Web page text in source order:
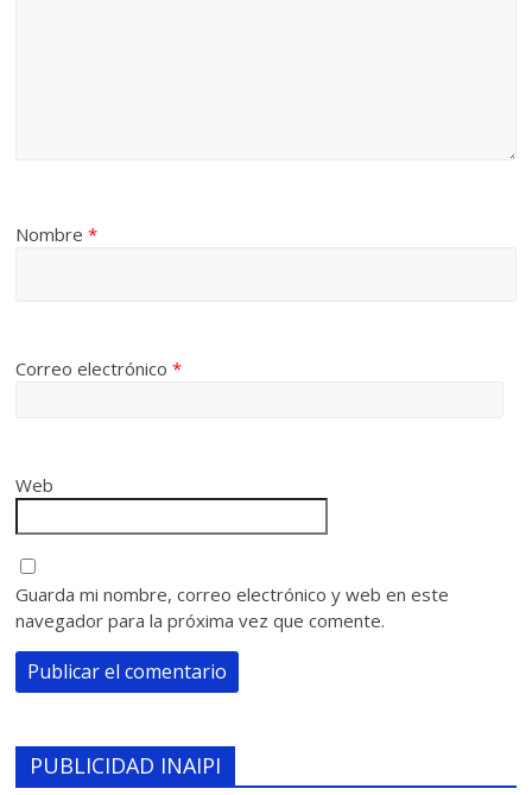
Nombre*
Correo electrónico*
Web
Guarda mi nombre, correo electrónico y web en este
navegador para la próxima vez que comente.
PUBLICIDAD INAIPI